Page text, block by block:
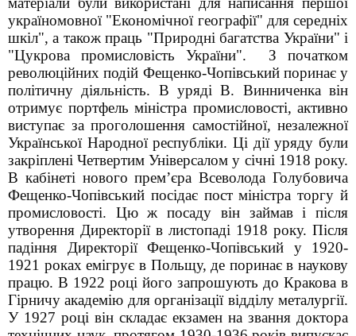
україномовної "Економічної географії" для середніх
шкіл", а також праць "Природні багатства України" і
"Цукрова промисловість України". З початком
революційних подій Фещенко-Чопівський поринає у
політичну діяльність. В уряді В. Винниченка він
отримує портфель міністра промисловості, активно
виступає за проголошення самостійної, незалежної
Української Народної республіки. Ці дії уряду були
закріплені Четвертим Універсалом у січні 1918 року.
В кабінеті нового прем’єра Всеволода Голубовича
Фещенко-Чопівський посідає пост міністра торгу й
промисловості. Цю ж посаду він займав і після
утворення Директорії в листопаді 1918 року. Після
падіння Директорії Фещенко-Чопівський у 1920-
1921 роках емігрує в Польщу, де поринає в наукову
працю. В 1922 році його запрошують до Кракова в
Гірничу академію для організації відділу металургії.
У 1927 році він складає екзамен на звання доктора